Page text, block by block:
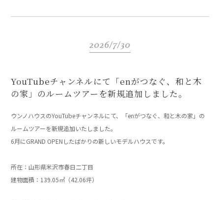
2026/7/30
YouTubeチャンネルにて「enがつなぐ、和と木
の家」のルームツアーを新規追加しました。
ウンノハウスのYouTubeチャンネルにて、「enがつなぐ、和と木の家」の
ルームツアーを新規追加いたしました。
6月にGRAND OPENしたばかりの新しいモデルハウスです。
所在：山形県米沢市春日二丁目
建物面積：139.05㎡（42.06坪）